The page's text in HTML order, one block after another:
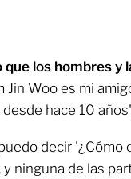
que los hombres y
Jin Woo es mi
hace 10
decir '¿Cómo
y ninguna de las